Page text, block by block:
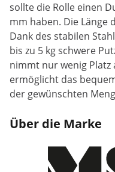
sollte die Rolle einen
mm haben. Die Länge
Dank des stabilen
bis zu 5 kg schwere
nimmt nur wenig Platz
ermöglicht das
der gewünschten
Über die Marke